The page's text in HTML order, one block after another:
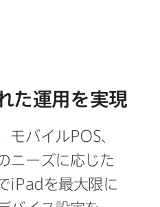
た​運用を​実現
モバイルPOS、​
ニーズに​応じた​
iPad を​最大限に​